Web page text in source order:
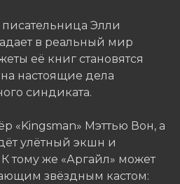
Элли
в реальный мир
её книг становятся
настоящие дела
синдиката.
«Kingsman» Мэттью Вон, а
улётный экшн и
тому же «Аргайл» может
звёздным кастом: